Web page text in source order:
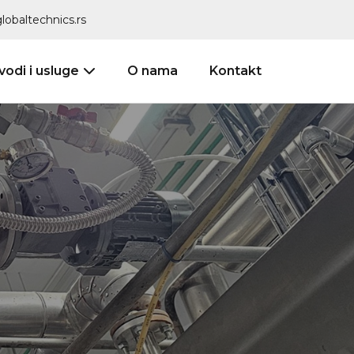
i usluge O nama Kontakt